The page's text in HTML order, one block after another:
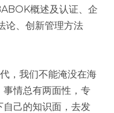
概述及认证、企
论、创新管理方法
，我们不能淹没在海
情总有两面性，专
己的知识面，去发